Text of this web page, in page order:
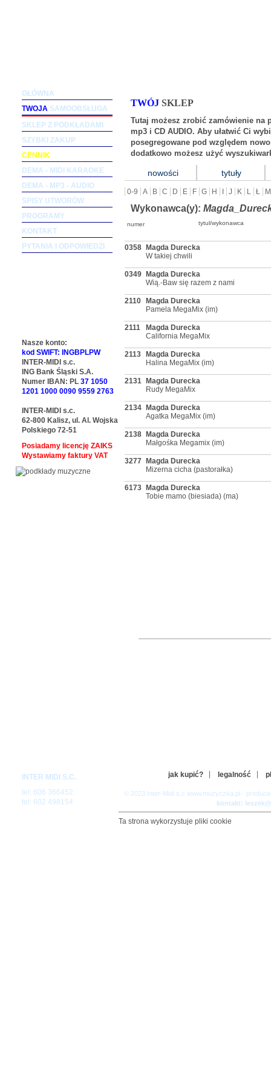
TWÓJ SKLEP
Tutaj możesz zrobić zamówienie na
mp3 i CD AUDIO. Aby ułatwić Ci
posegregowane pod względem
dodatkowo możesz użyć
nowości tytuły
0-9 A B C D E F G H J K L Ł M
Wykonawca(y):
numer tytul/wykonawca
0358
Magda Durecka
W takiej chwili
0349
Magda Durecka
Wią.-Baw się razem z nami
2110
Magda Durecka
Pamela MegaMix (im)
2111
Magda Durecka
California MegaMix
2113
Magda Durecka
Halina MegaMix (im)
2131
Magda Durecka
Rudy MegaMix
2134
Magda Durecka
Agatka MegaMix (im)
2138
Magda Durecka
Małgośka Megamix (im)
3277
Magda Durecka
Mizerna cicha (pastorałka)
6173
Magda Durecka
Tobie mamo (biesiada) (ma)
GŁÓWNA
TWOJA SAMOOBSŁUGA
SKLEP Z PODKŁADAMI
SZYBKI ZAKUP
CENNIK
DEMA - MIDI KARAOKE
DEMA - MP3 - AUDIO
SPISY UTWORÓW
PROGRAMY
KONTAKT
PYTANIA I ODPOWIEDZI
Nasze konto:
kod SWIFT: INGBPLPW
INTER-MIDI s.c.
ING Bank Śląski S.A.
Numer IBAN: PL 37 1050
1201 1000 0090 9559 2763
INTER-MIDI s.c.
62-800 Kalisz, ul. Al. Wojska
Polskiego 72-51
Posiadamy licencję ZAIKS
Wystawiamy faktury VAT
INTER MIDI S.C.
tel: 606 366452
tel: 602 498154
jak kupić? legalność
© 2023 Inter-Midi s.c www.muzyczka.pl -
kontakt:
Ta strona wykorzystuje pliki cookie